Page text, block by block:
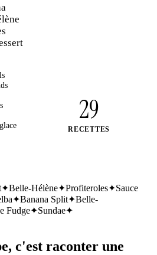
29
RECETTES
✦Belle-Hélène✦Profiteroles✦Sauce
✦Banana Split✦Belle-
Fudge✦Sundae✦
c'est raconter une